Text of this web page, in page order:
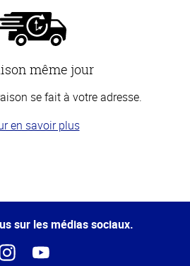
même jour
se fait à votre adresse.
en savoir plus
sur les médias sociaux.